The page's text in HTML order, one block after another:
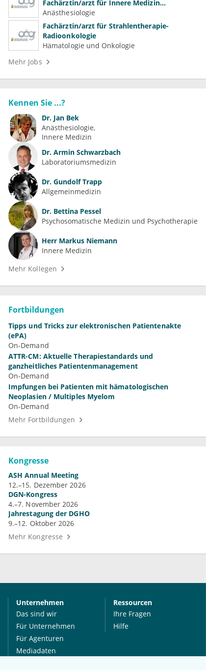
Fachärztin/arzt für Innere Medizin
(Kardiologie, Nephrologie, Intensivmedizin)
Anästhesiologie
Fachärztin/arzt für Strahlentherapie-
Radioonkologie
Hämatologie und Onkologie
Mehr Jobs
Kennen Sie ...?
Dr. Jan Bek
Anästhesiologie
Innere Medizin
Dr. Armin Schwarzbach
Laboratoriumsmedizin
Dr. Gundolf Trapp
Allgemeinmedizin
Dr. Bettina Pessel
Psychosomatische Medizin und Psychotherapie
Herr Markus Niemann
Innere Medizin
Mehr Kollegen
Fortbildungen
Tipps und Tricks zur elektronischen Patientenakte
(ePA)
On-Demand
ATTR-CM: Aktuelle Therapiestandards und
ganzheitliches Patientenmanagement
On-Demand
Impfungen bei Patienten mit hämatologischen
Neoplasien / Multiples Myelom
On-Demand
Mehr Fortbildungen
Kongresse
ASH Annual Meeting
12.–15. Dezember 2026
DGN-Kongress
4.–7. November 2026
Jahrestagung der DGHO
9.–12. Oktober 2026
Mehr Kongresse
Unternehmen
Das sind wir
Für Unternehmen
Für Agenturen
Mediadaten
Ressourcen
Ihre Fragen
Hilfe